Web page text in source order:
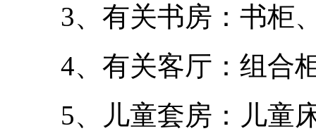
3、有关书房：书柜、
4、有关客厅：组合柜
5、儿童套房：儿童床